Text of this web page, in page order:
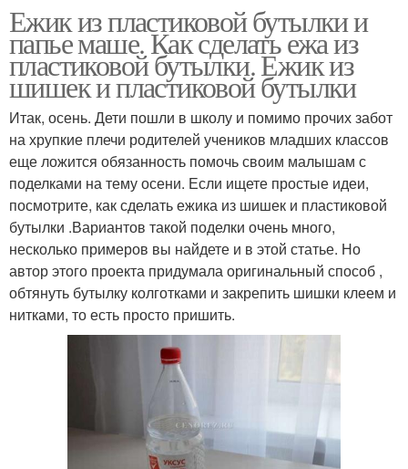
Ежик из пластиковой бутылки и
папье маше. Как сделать ежа из
пластиковой бутылки. Ежик из
шишек и пластиковой бутылки
Итак, осень. Дети пошли в школу и помимо прочих забот
на хрупкие плечи родителей учеников младших классов
еще ложится обязанность помочь своим малышам с
поделками на тему осени. Если ищете простые идеи,
посмотрите, как сделать ежика из шишек и пластиковой
бутылки .Вариантов такой поделки очень много,
несколько примеров вы найдете и в этой статье. Но
автор этого проекта придумала оригинальный способ ,
обтянуть бутылку колготками и закрепить шишки клеем и
нитками, то есть просто пришить.